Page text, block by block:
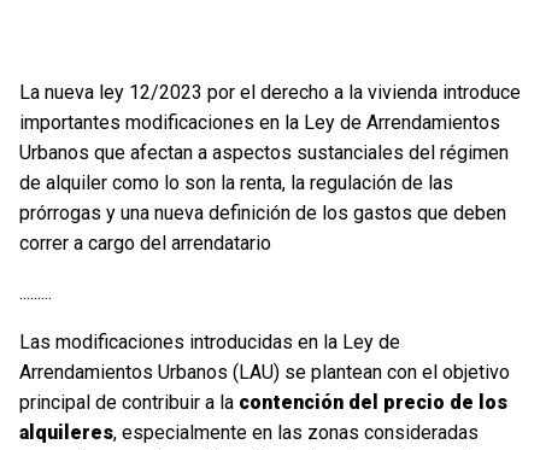
La nueva ley 12/2023 por el derecho a la vivienda introduce
importantes modificaciones en la Ley de Arrendamientos
Urbanos que afectan a aspectos sustanciales del régimen
de alquiler como lo son la renta, la regulación de las
prórrogas y una nueva definición de los gastos que deben
correr a cargo del arrendatario
.........
Las modificaciones introducidas en la Ley de
Arrendamientos Urbanos (LAU) se plantean con el objetivo
principal de contribuir a la contención del precio de los
alquileres, especialmente en las zonas consideradas